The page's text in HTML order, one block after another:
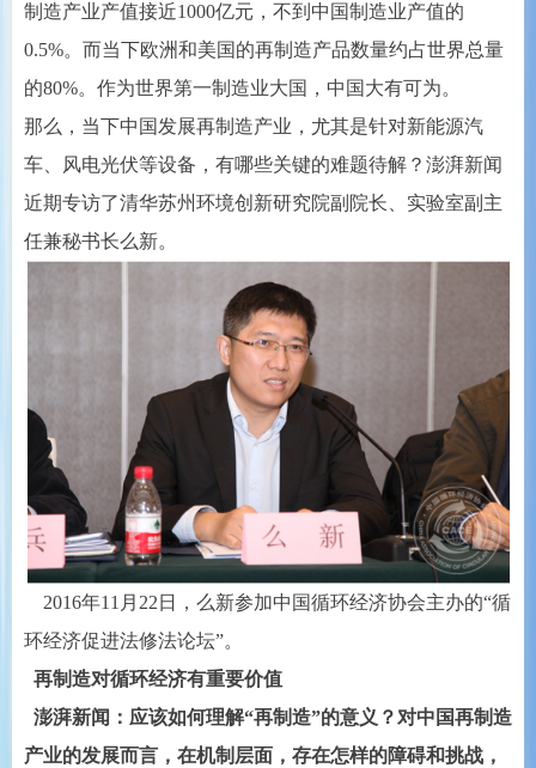
制造产业产值接近1000亿元，不到中国制造业产值的
0.5%。而当下欧洲和美国的再制造产品数量约占世界总量
的80%。作为世界第一制造业大国，中国大有可为。
那么，当下中国发展再制造产业，尤其是针对新能源汽
车、风电光伏等设备，有哪些关键的难题待解？澎湃新闻
近期专访了清华苏州环境创新研究院副院长、实验室副主
任兼秘书长么新。
2016年11月22日，么新参加中国循环经济协会主办的“循
环经济促进法修法论坛”。
再制造对循环经济有重要价值
澎湃新闻：应该如何理解“再制造”的意义？对中国再制造
产业的发展而言，在机制层面，存在怎样的障碍和挑战，